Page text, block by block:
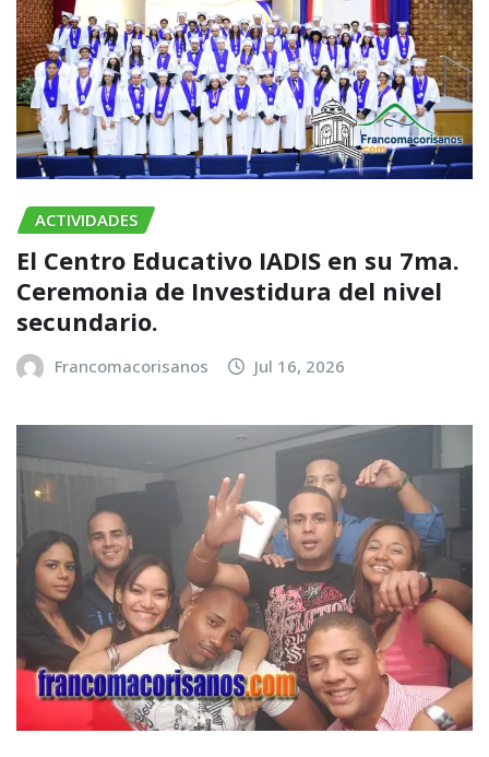
ACTIVIDADES
El Centro Educativo IADIS en su 7ma.
Ceremonia de Investidura del nivel
secundario.
Francomacorisanos Jul 16, 2026